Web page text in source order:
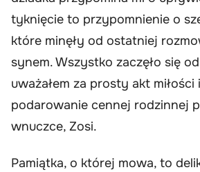
tyknięcie to przypomnienie o
które minęły od ostatniej
synem. Wszystko zaczęło się
uważałem za prosty akt
podarowanie cennej rodzinnej
wnuczce, Zosi.
Pamiątka, o której mowa, to